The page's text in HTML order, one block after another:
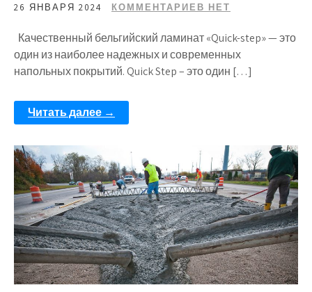
26 ЯНВАРЯ 2024 КОММЕНТАРИЕВ НЕТ
Качественный бельгийский ламинат «Quick-step» — это
один из наиболее надежных и современных
напольных покрытий. Quick Step – это один […]
Читать далее →